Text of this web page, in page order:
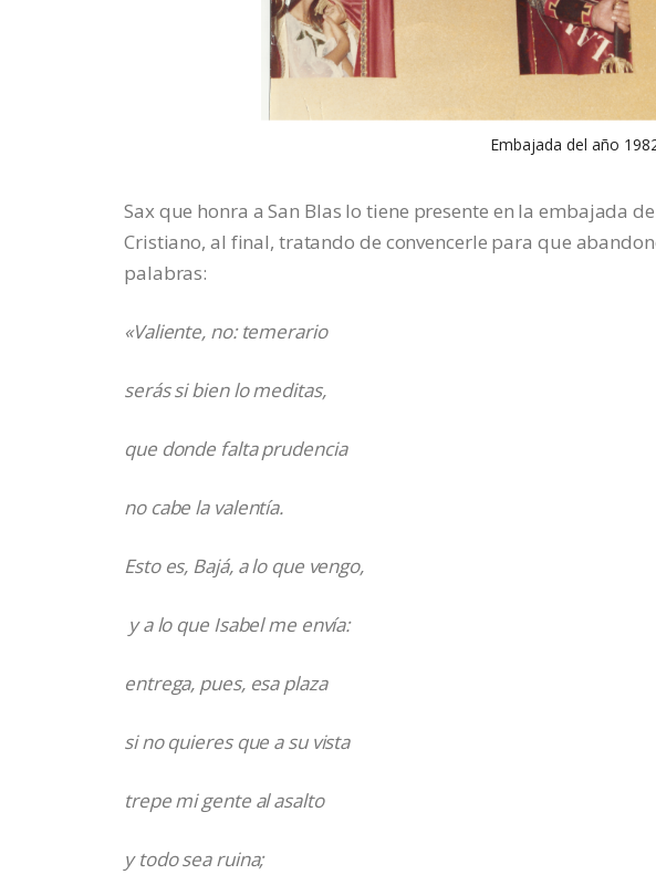
Embajada del año
Sax que honra a San Blas lo tiene presente en la embajada
Cristiano, al final, tratando de convencerle para que
palabras:
«Valiente, no: temerario
serás si bien lo meditas,
que donde falta prudencia
no cabe la valentía.
Esto es, Bajá, a lo que vengo,
y a lo que Isabel me envía:
entrega, pues, esa plaza
si no quieres que a su vista
trepe mi gente al asalto
y todo sea ruina;